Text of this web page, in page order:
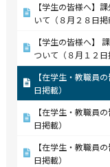
【学生の皆様へ】
いて（８月２８日掲
【学生の皆様へ】
ついて（８月１２日
【在学生・教職員
日掲載）
【在学生・教職員
日掲載）
【在学生・教職員
日掲載）